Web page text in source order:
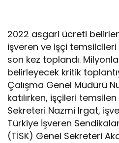
2022 asgari ücreti
işveren ve işçi
son kez toplandı.
belirleyecek kritik
Çalışma Genel Müdürü
katılırken, işçileri
Sekreteri Nazmi Irgat,
Türkiye İşveren
(TİSK) Genel Sekreteri